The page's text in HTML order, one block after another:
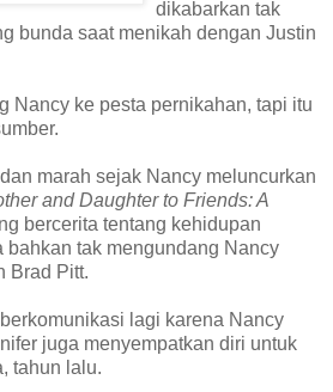
dikabarkan tak
bunda saat menikah dengan Justin
Nancy ke pesta pernikahan, tapi itu
marah sejak Nancy meluncurkan
and Daughter to Friends: A
bercerita tentang kehidupan
bahkan tak mengundang Nancy
Brad Pitt.
lagi karena Nancy
juga menyempatkan diri untuk
tahun lalu.